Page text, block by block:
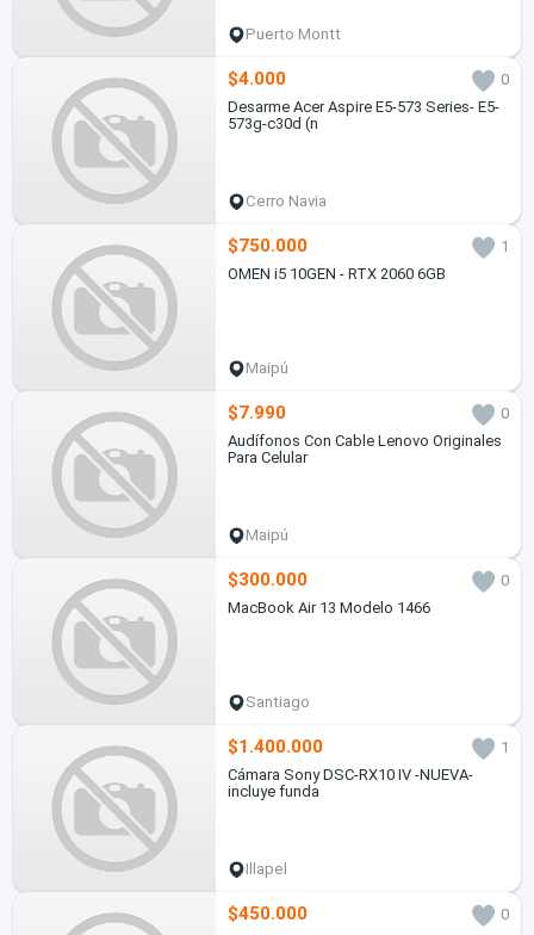
Puerto Montt
$4.000
0
Desarme Acer Aspire E5-573 Series- E5-
573g-c30d (n
Cerro Navia
$750.000
1
OMEN i5 10GEN - RTX 2060 6GB
Maipú
$7.990
0
Audífonos Con Cable Lenovo Originales
Para Celular
Maipú
$300.000
0
MacBook Air 13 Modelo 1466
Santiago
$1.400.000
1
Cámara Sony DSC-RX10 IV -NUEVA-
incluye funda
Illapel
$450.000
0